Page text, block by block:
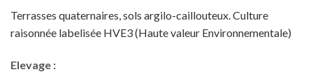
Terrasses quaternaires, sols argilo-caillouteux. Culture
raisonnée labelisée HVE3 (Haute valeur Environnementale)
Elevage :